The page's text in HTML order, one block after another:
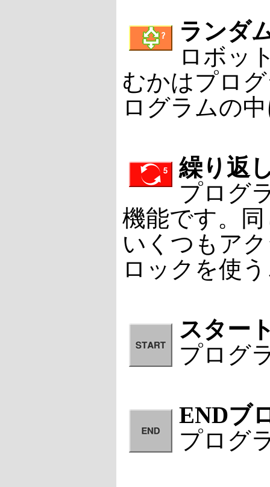
ランダ
ロボッ
むかはプロ
ログラムの
繰り返
プログ
機能です。
いくつもア
ロックを使
スター
プログ
ENDブ
プログ